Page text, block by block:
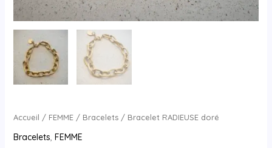
Accueil / FEMME/ Bracelets/ Bracelet RADIEUSE doré
Bracelets, FEMME